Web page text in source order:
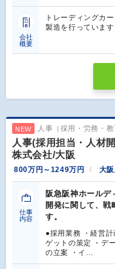
会社
概要
トレーディングカ
製造を行っています
NEW 人事（採用・労務・教
人事(採用担当・人材
株式会社/大阪
800万円～1249万円 大
仕事
内容
阪急阪神ホールデ
開発に関して、戦
す。
●採用業務 ・経営
ゲットの策定 ・デ
の立案 ・イ…